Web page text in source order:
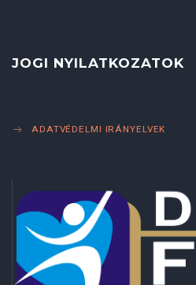
JOGI NYILATKOZATOK
ADATVÉDELMI IRÁNYELVEK